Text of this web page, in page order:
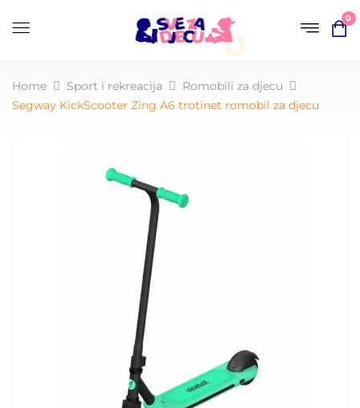
0
Home Sport i rekreacija
Romobili za djecu
Segway KickScooter Zing A6 trotinet romobil za djecu